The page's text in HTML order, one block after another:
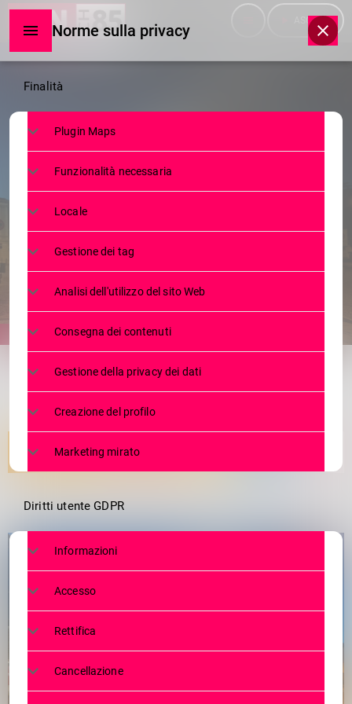
ASCOLTA
NEWS
TRANSIZIONE ENERGETICA E
DIGITALE: CONTRIBUTI PER LE
IMPRESE
today 18 FEBBRAIO 2025 57
Norme sulla privacy
Norme
sulla
privacy
Finalità
Plugin Maps
Funzionalità necessaria
Locale
Gestione dei tag
Analisi dell'utilizzo del sito Web
Consegna dei contenuti
Gestione della privacy dei dati
Creazione del profilo
Marketing mirato
Diritti utente GDPR
Informazioni
Accesso
Rettifica
Cancellazione